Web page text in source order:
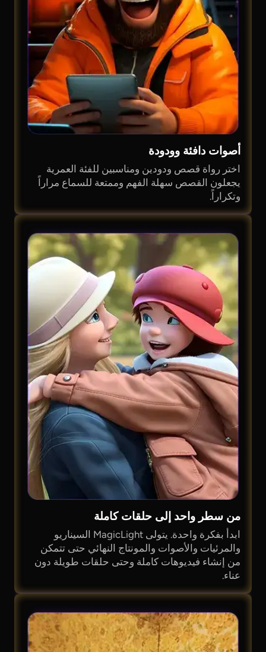
أصوات دافئة وودودة
اختر رواة قصص ودودين ومناسبين للفئة العمرية
يجعلون القصص سهلة الفهم وممتعة للسماع مراراً
وتكراراً.
من سطر واحد إلى حلقات كاملة
ابدأ بفكرة واحدة. يتولى MagicLight السيناريو
والمرئيات والأصوات والمونتاج النهائي حتى تتمكن
من إنشاء فيديوهات كاملة وحتى حلقات طويلة دون
عناء.